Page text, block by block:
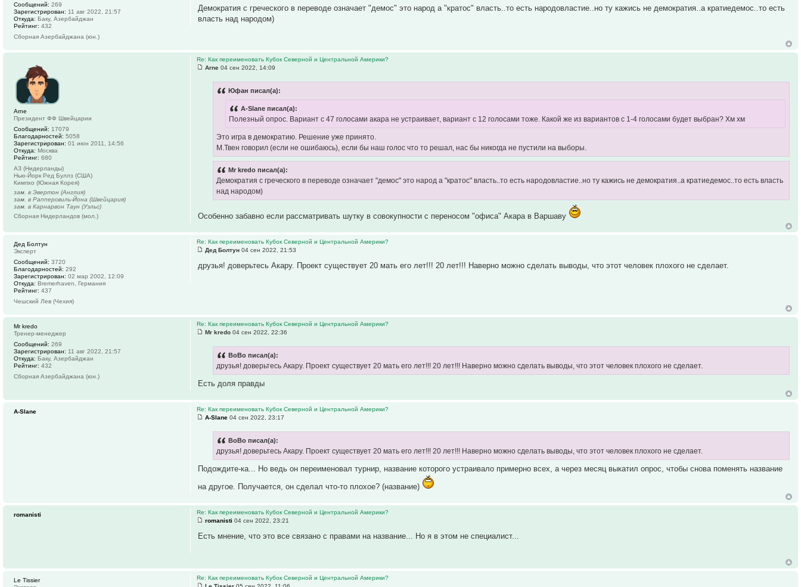
Демократия с греческого в переводе означает "демос" это народ а "кратос" власть..то есть народовластие..но ту кажись не демократия..а кратиедемос..то есть
власть над народом)
Сообщений: 269
Зарегистрирован: 11 авг 2022, 21:57
Откуда: Баку, Азербайджан
Рейтинг: 432
Сборная Азербайджана (юн.)
Re: Как переименовать Кубок Северной и Центральной Америки?
Arne 04 сен 2022, 14:09
Юфан писал(а):
A-Slane писал(а):
Полезный опрос. Вариант с 47 голосами акара не устраивает, вариант с 12 голосами тоже. Какой же из вариантов с 1-4 голосами будет выбран? Хм хм
Это игра в демократию. Решение уже принято.
М.Твен говорил (если не ошибаюсь), если бы наш голос что то решал, нас бы никогда не пустили на выборы.
Mr kredo писал(а):
Демократия с греческого в переводе означает "демос" это народ а "кратос" власть..то есть народовластие..но ту кажись не демократия..а кратиедемос..то есть власть
над народом)
Особенно забавно если рассматривать шутку в совокупности с переносом "офиса" Акара в Варшаву
Arne
Президент ФФ Швейцарии
Сообщений: 17079
Благодарностей: 5058
Зарегистрирован: 01 июн 2011, 14:56
Откуда: Москва
Рейтинг: 680
АЗ (Нидерланды)
Нью-Йорк Ред Буллз (США)
Кимпхо (Южная Корея)
зам. в Эвертон (Англия)
зам. в Рапперсвиль-Йона (Швейцария)
зам. в Карнарвон Таун (Уэльс)
Сборная Нидерландов (мол.)
Re: Как переименовать Кубок Северной и Центральной Америки?
Дед Болтун 04 сен 2022, 21:53
друзья! доверьтесь Акару. Проект существует 20 мать его лет!!! 20 лет!!! Наверно можно сделать выводы, что этот человек плохого не сделает.
Дед Болтун
Эксперт
Сообщений: 3720
Благодарностей: 292
Зарегистрирован: 02 мар 2002, 12:09
Откуда: Bremerhaven, Германия
Рейтинг: 437
Чешский Лев (Чехия)
Re: Как переименовать Кубок Северной и Центральной Америки?
Mr kredo 04 сен 2022, 22:36
BoBo писал(а):
друзья! доверьтесь Акару. Проект существует 20 мать его лет!!! 20 лет!!! Наверно можно сделать выводы, что этот человек плохого не сделает.
Есть доля правды
Mr kredo
Тренер-менеджер
Сообщений: 269
Зарегистрирован: 11 авг 2022, 21:57
Откуда: Баку, Азербайджан
Рейтинг: 432
Сборная Азербайджана (юн.)
Re: Как переименовать Кубок Северной и Центральной Америки?
A-Slane 04 сен 2022, 23:17
BoBo писал(а):
друзья! доверьтесь Акару. Проект существует 20 мать его лет!!! 20 лет!!! Наверно можно сделать выводы, что этот человек плохого не сделает.
Подождите-ка... Но ведь он переименовал турнир, название которого устраивало примерно всех, а через месяц выкатил опрос, чтобы снова поменять название
на другое. Получается, он сделал что-то плохое? (название)
A-Slane
Re: Как переименовать Кубок Северной и Центральной Америки?
romanisti 04 сен 2022, 23:21
Есть мнение, что это все связано с правами на название... Но я в этом не специалист...
romanisti
Re: Как переименовать Кубок Северной и Центральной Америки?
Le Tissier